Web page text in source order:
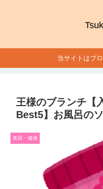
当サイトはプ
王様のブランチ【
Best5】お風呂の
美容・健康